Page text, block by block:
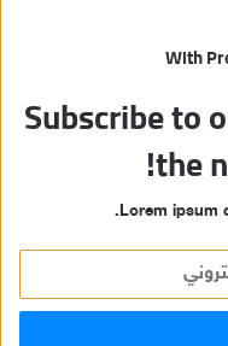
With
Subscribe to
the
Lorem ipsum